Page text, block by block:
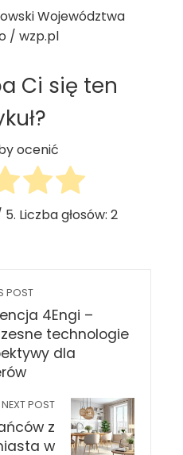
Województwa
/ wzp.pl
Ci się ten
ocenić
5. Liczba głosów: 2
POST
4Engi –
technologie
dla
NEXT POST
z
w